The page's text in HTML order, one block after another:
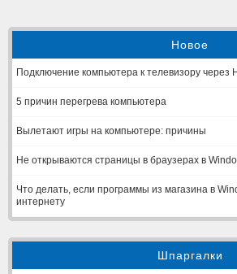
Новое
Подключение компьютера к телевизору через
5 причин перегрева компьютера
Вылетают игры на компьютере: причины
Не открываются страницы в браузерах в
Что делать, если программы из магазина в
интернету
Шпаргалки